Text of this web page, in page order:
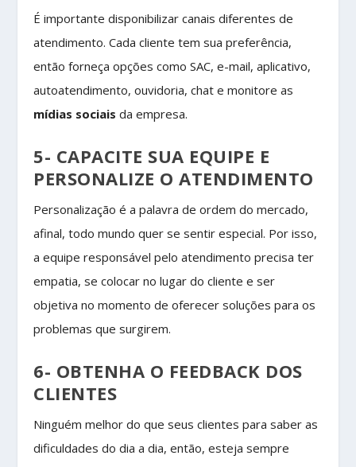
É importante disponibilizar canais diferentes de
atendimento. Cada cliente tem sua preferência,
então forneça opções como SAC, e-mail, aplicativo,
autoatendimento, ouvidoria, chat e monitore as
mídias sociais da empresa.
5- CAPACITE SUA EQUIPE E
PERSONALIZE O ATENDIMENTO
Personalização é a palavra de ordem do mercado,
afinal, todo mundo quer se sentir especial. Por isso,
a equipe responsável pelo atendimento precisa ter
empatia, se colocar no lugar do cliente e ser
objetiva no momento de oferecer soluções para os
problemas que surgirem.
6- OBTENHA O FEEDBACK DOS
CLIENTES
Ninguém melhor do que seus clientes para saber as
dificuldades do dia a dia, então, esteja sempre